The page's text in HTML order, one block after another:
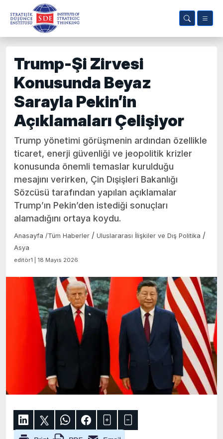
Trump-Şi Zirvesi
Konusunda Beyaz
Sarayla Pekin’in
Açıklamaları Çelişiyor
Trump yönetimi görüşmenin ardından özellikle
ticaret, enerji güvenliği ve jeopolitik krizler
konusunda önemli temaslar kurulduğu
mesajını verirken, Çin Dışişleri Bakanlığı
Sözcüsü tarafından yapılan açıklamalar
Trump’ın Pekin’den istediği sonuçları
alamadığını ortaya koydu.
Anasayfa /Tüm Haberler / Uluslararası İlişkiler ve Dış Politika /
Asya
editör1 | 18 Mayıs 2026